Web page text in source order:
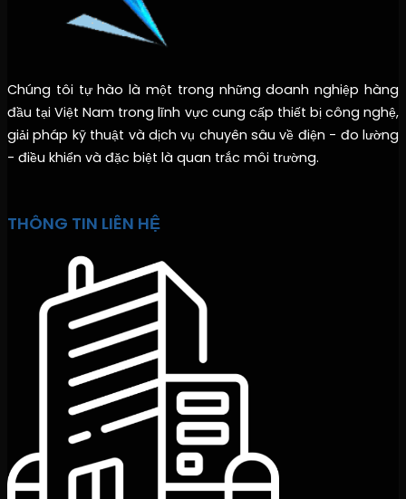
Chúng tôi tự hào là một trong những doanh nghiệp hàng
đầu tại Việt Nam trong lĩnh vực cung cấp thiết bị công nghệ,
giải pháp kỹ thuật và dịch vụ chuyên sâu về điện - đo lường
- điều khiển và đặc biệt là quan trắc môi trường.
THÔNG TIN LIÊN HỆ